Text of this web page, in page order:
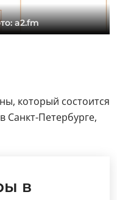
a2.fm
который состоится
Санкт-Петербурге,
в